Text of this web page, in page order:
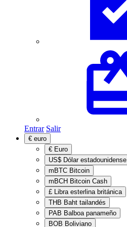
Entrar Salir
€ euro
€ Euro
US$ Dólar estadounidense
mBTC Bitcoin
mBCH Bitcoin Cash
£ Libra esterlina británica
THB Baht tailandés
PAB Balboa panameño
BOB Boliviano